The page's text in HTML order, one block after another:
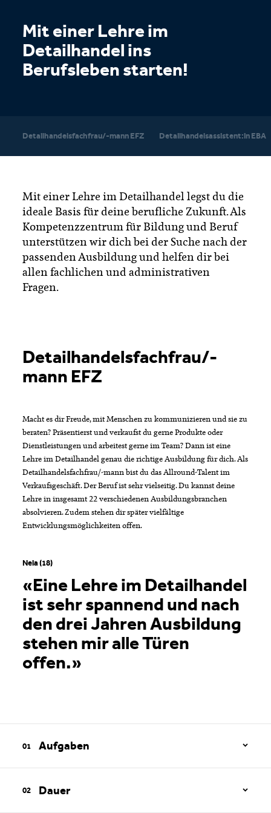
Mit einer Lehre im
Detailhandel ins
Berufsleben starten!
Detailhandelsfachfrau/-mann EFZ Detailhandelsassistent:in EBA
Mit einer Lehre im Detailhandel legst du die
ideale Basis für deine berufliche Zukunft. Als
Kompetenzzentrum für Bildung und Beruf
unterstützen wir dich bei der Suche nach der
passenden Ausbildung und helfen dir bei
allen fachlichen und administrativen
Fragen.
Detailhandelsfachfrau/-
mann EFZ
Macht es dir Freude, mit Menschen zu kommunizieren und sie zu
beraten? Präsentierst und verkaufst du gerne Produkte oder
Dienstleistungen und arbeitest gerne im Team? Dann ist eine
Lehre im Detailhandel genau die richtige Ausbildung für dich. Als
Detailhandelsfachfrau/-mann bist du das Allround-Talent im
Verkaufsgeschäft. Der Beruf ist sehr vielseitig. Du kannst deine
Lehre in insgesamt 22 verschiedenen Ausbildungsbranchen
absolvieren. Zudem stehen dir später vielfältige
Entwicklungsmöglichkeiten offen.
«Eine Lehre im Detailhandel
ist sehr spannend und nach
den drei Jahren Ausbildung
stehen mir alle Türen
offen.»
Nela (18)
Aufgaben
Dauer